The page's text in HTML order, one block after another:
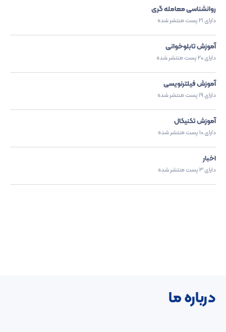
روانشناسی معامله گری
دارای 21 پست منتشر شده
آموزش تابلوخوانی
دارای 20 پست منتشر شده
آموزش فیلترنویسی
دارای 19 پست منتشر شده
آموزش تکنیکال
دارای 10 پست منتشر شده
اخبار
دارای 3 پست منتشر شده
درباره ما